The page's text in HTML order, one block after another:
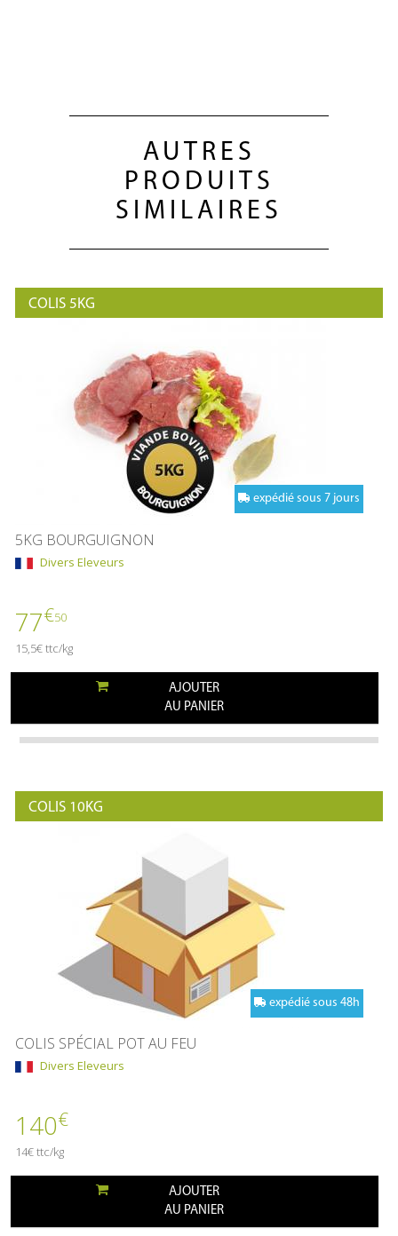
AUTRES
PRODUITS
SIMILAIRES
COLIS 5KG
expédié sous 7 jours
5KG BOURGUIGNON
Divers Eleveurs
77€50
15,5€ ttc/kg
AJOUTER
AU PANIER
COLIS 10KG
expédié sous 48h
COLIS SPÉCIAL POT AU FEU
Divers Eleveurs
140€
14€ ttc/kg
AJOUTER
AU PANIER